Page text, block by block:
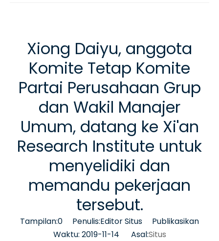
Xiong Daiyu, anggota
Komite Tetap Komite
Partai Perusahaan Grup
dan Wakil Manajer
Umum, datang ke Xi'an
Research Institute untuk
menyelidiki dan
memandu pekerjaan
tersebut.
Tampilan:0 Penulis:Editor Situs Publikasikan
Waktu: 2019-11-14 Asal:Situs